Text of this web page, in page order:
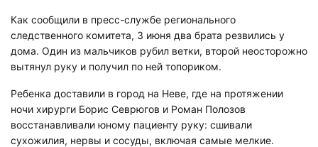
Как сообщили в пресс-службе регионального
следственного комитета, 3 июня два брата резвились у
дома. Один из мальчиков рубил ветки, второй неосторожно
вытянул руку и получил по ней топориком.
Ребенка доставили в город на Неве, где на протяжении
ночи хирурги Борис Севрюгов и Роман Полозов
восстанавливали юному пациенту руку: сшивали
сухожилия, нервы и сосуды, включая самые мелкие.